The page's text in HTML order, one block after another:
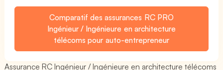
Comparatif des assurances RC PRO
Ingénieur / Ingénieure en architecture
télécoms pour auto-entrepreneur
Assurance RC Ingénieur / Ingénieure en architecture télécoms